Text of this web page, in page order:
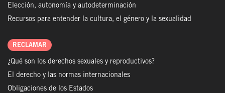
Elección, autonomía y autodeterminación
Recursos para entender la cultura, el género y la sexualidad
RECLAMAR
¿Qué son los derechos sexuales y reproductivos?
El derecho y las normas internacionales
Obligaciones de los Estados